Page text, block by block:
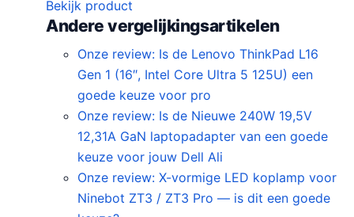
o
r
n
i
g
p
j
Bekijk product
Andere vergelijkingsartikelen
Onze review: Is de Lenovo ThinkPad L16
Gen 1 (16″, Intel Core Ultra 5 125U) een
goede keuze voor pro
Onze review: Is de Nieuwe 240W 19,5V
12,31A GaN laptopadapter van een goede
keuze voor jouw Dell Ali
Onze review: X-vormige LED koplamp voor
Ninebot ZT3 / ZT3 Pro — is dit een goede